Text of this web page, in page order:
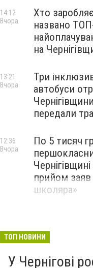
Хто
названо
на
14:12
Вчора
Три
автобуси
передали
13:21
Вчора
По 5 тисяч
прийом
школяра»
12:36
Вчора
ТОП НОВИНИ
У Чернігові